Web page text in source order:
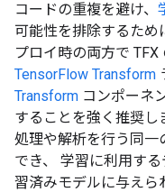
コードの重複を避け、
可能性を排除するた
プロイ時の両方で TFX
TensorFlow Transform
Transform コンポーネ
することを強く推奨し
処理や解析を行う同一
でき、 学習に利用す
習済みモデルに与えら